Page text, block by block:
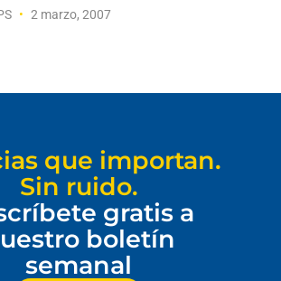
2 marzo, 2007
que importan.
Sin ruido.
gratis a
boletín
semanal